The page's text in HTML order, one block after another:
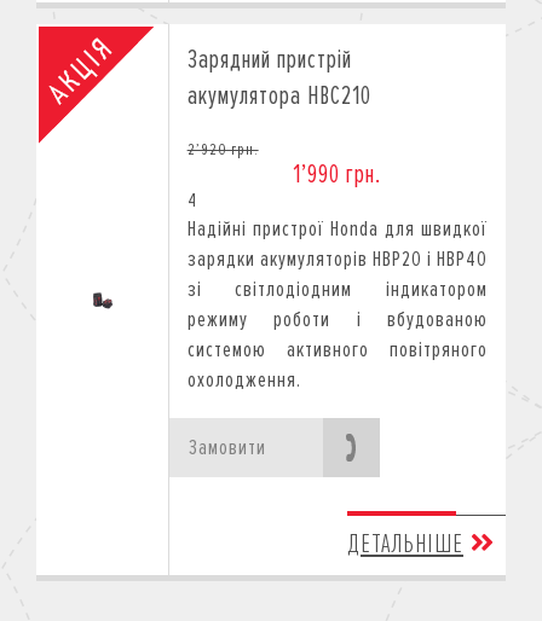
Зарядний пристрій
акумулятора HBC210
2’920 грн.
1’990 грн.
4
Надійні пристрої Honda для швидкої
зарядки акумуляторів HBP20 і HBP40
зі світлодіодним індикатором
режиму роботи і вбудованою
системою активного повітряного
охолодження.
Замовити
ДЕТАЛЬНІШЕ